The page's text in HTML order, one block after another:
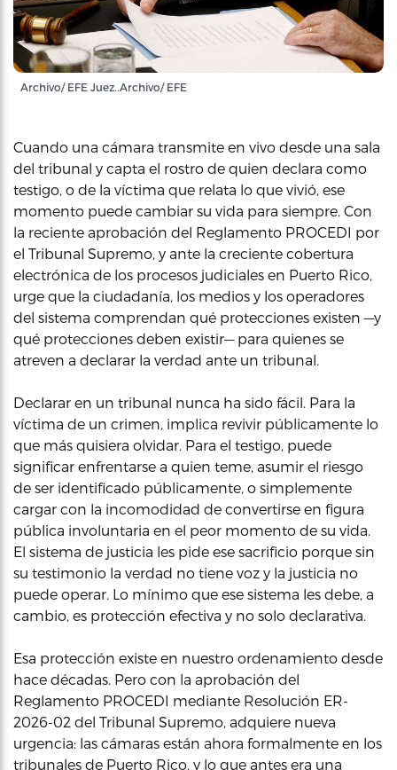
Archivo/ EFE Juez..Archivo/ EFE
Cuando una cámara transmite en vivo desde una sala
del tribunal y capta el rostro de quien declara como
testigo, o de la víctima que relata lo que vivió, ese
momento puede cambiar su vida para siempre. Con
la reciente aprobación del Reglamento PROCEDI por
el Tribunal Supremo, y ante la creciente cobertura
electrónica de los procesos judiciales en Puerto Rico,
urge que la ciudadanía, los medios y los operadores
del sistema comprendan qué protecciones existen —y
qué protecciones deben existir— para quienes se
atreven a declarar la verdad ante un tribunal.
Declarar en un tribunal nunca ha sido fácil. Para la
víctima de un crimen, implica revivir públicamente lo
que más quisiera olvidar. Para el testigo, puede
significar enfrentarse a quien teme, asumir el riesgo
de ser identificado públicamente, o simplemente
cargar con la incomodidad de convertirse en figura
pública involuntaria en el peor momento de su vida.
El sistema de justicia les pide ese sacrificio porque sin
su testimonio la verdad no tiene voz y la justicia no
puede operar. Lo mínimo que ese sistema les debe, a
cambio, es protección efectiva y no solo declarativa.
Esa protección existe en nuestro ordenamiento desde
hace décadas. Pero con la aprobación del
Reglamento PROCEDI mediante Resolución ER-
2026-02 del Tribunal Supremo, adquiere nueva
urgencia: las cámaras están ahora formalmente en los
tribunales de Puerto Rico, y lo que antes era una